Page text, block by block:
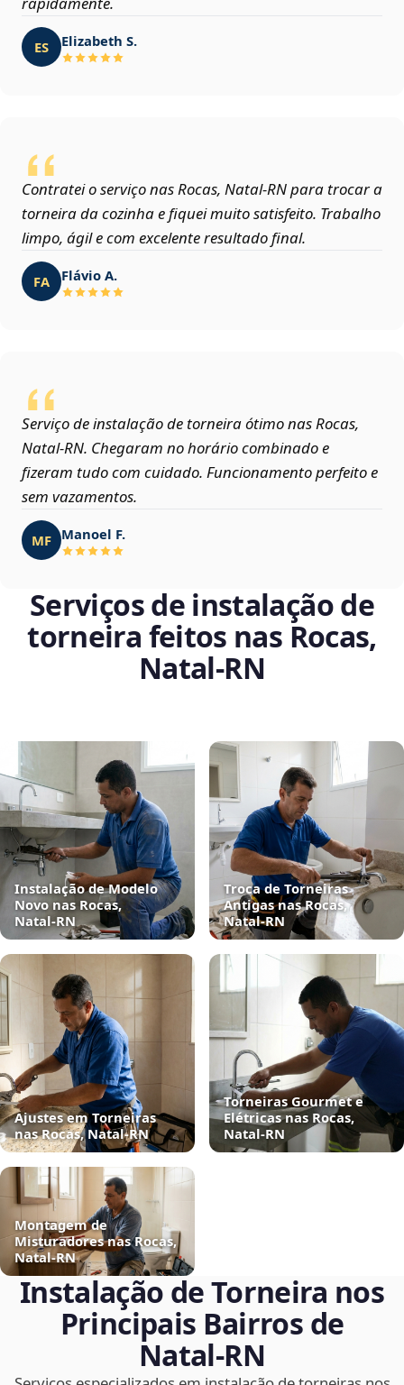
ES Elizabeth S.
Contratei o serviço nas Rocas, Natal‑RN para trocar a
torneira da cozinha e fiquei muito satisfeito. Trabalho
limpo, ágil e com excelente resultado final.
FA Flávio A.
Serviço de instalação de torneira ótimo nas Rocas,
Natal‑RN. Chegaram no horário combinado e
fizeram tudo com cuidado. Funcionamento perfeito e
sem vazamentos.
MF Manoel F.
Serviços de instalação de
torneira feitos nas Rocas,
Natal‑RN
Instalação de Modelo
Novo nas Rocas,
Natal‑RN
Troca de Torneiras
Antigas nas Rocas,
Natal‑RN
Ajustes em Torneiras
nas Rocas, Natal‑RN
Torneiras Gourmet e
Elétricas nas Rocas,
Natal‑RN
Montagem de
Misturadores nas Rocas,
Natal‑RN
Instalação de Torneira nos
Principais Bairros de
Natal‑RN